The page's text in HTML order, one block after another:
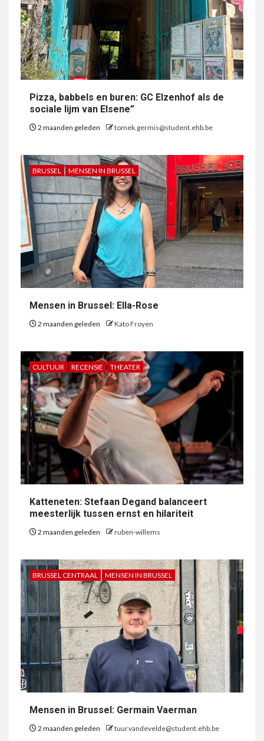
Pizza, babbels en buren: GC Elzenhof als de
sociale lijm van Elsene”
2 maanden geleden tomek.germis@student.ehb.be
BRUSSEL MENSEN IN BRUSSEL
Mensen in Brussel: Ella-Rose
2 maanden geleden Kato Froyen
CULTUUR RECENSIE THEATER
Katteneten: Stefaan Degand balanceert
meesterlijk tussen ernst en hilariteit
2 maanden geleden ruben-willems
BRUSSEL CENTRAAL MENSEN IN BRUSSEL
Mensen in Brussel: Germain Vaerman
2 maanden geleden tuur.vandevelde@student.ehb.be